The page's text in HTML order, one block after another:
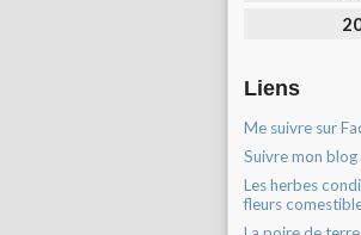
Liens
Me suivre sur
Suivre mon
Les herbes
fleurs